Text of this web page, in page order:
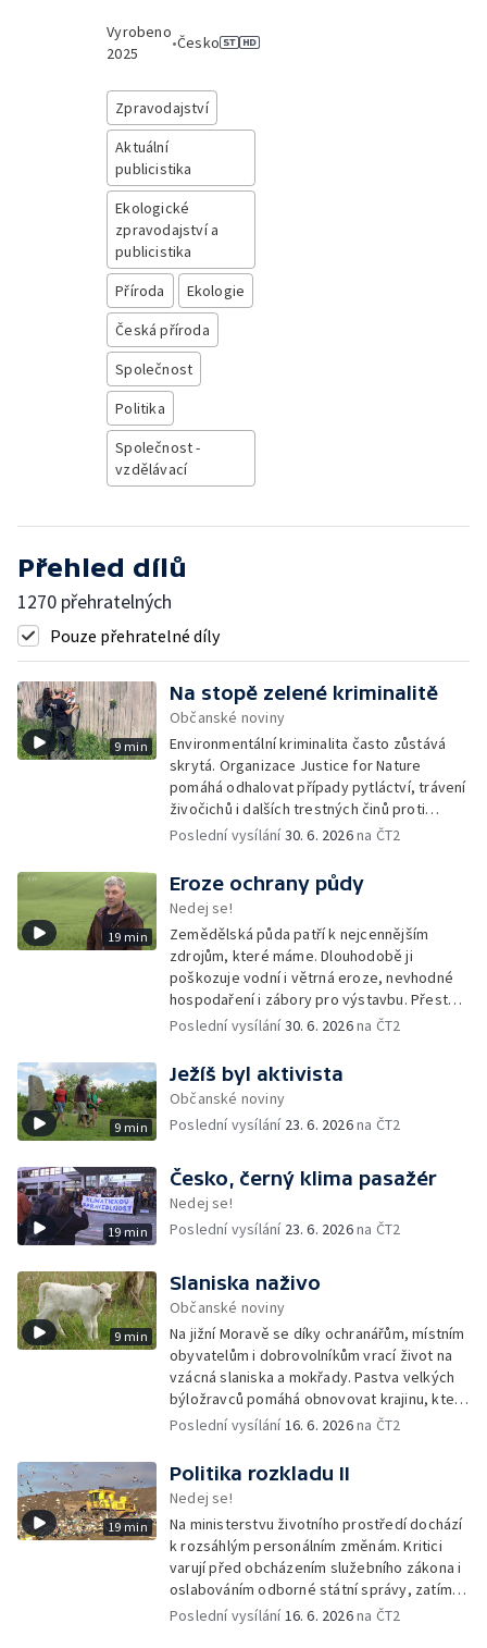
Vyrobeno
2025
•Česko
Zpravodajství
Aktuální
publicistika
Ekologické
zpravodajství a
publicistika
Příroda
Ekologie
Česká příroda
Společnost
Politika
Společnost -
vzdělávací
Přehled dílů
1270 přehratelných
Pouze přehratelné díly
9 min
Na stopě zelené kriminalitě
Občanské noviny
Environmentální kriminalita často zůstává
skrytá. Organizace Justice for Nature
pomáhá odhalovat případy pytláctví, trávení
živočichů i dalších trestných činů proti
přírodě. Dlouhodobým monitoringem a
pomoci při jejich vyšetřování.
Poslední vysílání30. 6. 2026na ČT2
19 min
Eroze ochrany půdy
Nedej se!
Zemědělská půda patří k nejcennějším
zdrojům, které máme. Dlouhodobě ji
poškozuje vodní i větrná eroze, nevhodné
hospodaření i zábory pro výstavbu. Přesto
česká vláda připravuje změny, které by část
Poslední vysílání30. 6. 2026na ČT2
9 min
Ježíš byl aktivista
Občanské noviny
Poslední vysílání 23. 6. 2026na ČT2
19 min
Česko, černý klima pasažér
Nedej se!
Poslední vysílání 23. 6. 2026na ČT2
9 min
Slaniska naživo
Občanské noviny
Na jižní Moravě se díky ochranářům, místním
obyvatelům i dobrovolníkům vrací život na
vzácná slaniska a mokřady. Pastva velkých
býložravců pomáhá obnovovat krajinu, která
po desetiletí zarůstala, a zároveň znovu
Poslední vysílání16. 6. 2026na ČT2
19 min
Politika rozkladu II
Nedej se!
Na ministerstvu životního prostředí dochází
k rozsáhlým personálním změnám. Kritici
varují před obcházením služebního zákona i
oslabováním odborné státní správy, zatímco
úředníkům přibývá práce na projektech,
Poslední vysílání16. 6. 2026na ČT2